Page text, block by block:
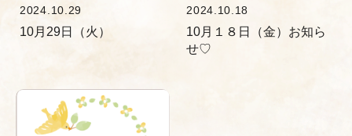
2024.10.29
10月29日（火）
2024.10.18
10月１８日（金）お知ら
せ♡